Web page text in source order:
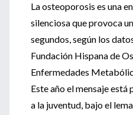
La osteoporosis es una
silenciosa que provoca
segundos, según los
Fundación Hispana de
Enfermedades
Este año el mensaje
a la juventud, bajo el